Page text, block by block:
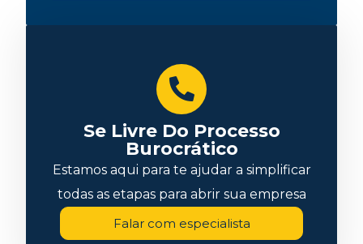
Se Livre Do Processo
Burocrático
Estamos aqui para te ajudar a simplificar
todas as etapas para abrir sua empresa
Falar com especialista